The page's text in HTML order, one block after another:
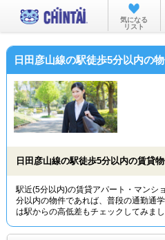
お部屋を
沿
物
TOP
気になる
リスト
日田彦山線の駅徒歩5分以内の
日田彦山線の駅徒歩5分以内の賃貸
駅近(5分以内)の賃貸アパート・マンシ
分以内の物件であれば、普段の通勤通
は駅からの高低差もチェックしてみまし